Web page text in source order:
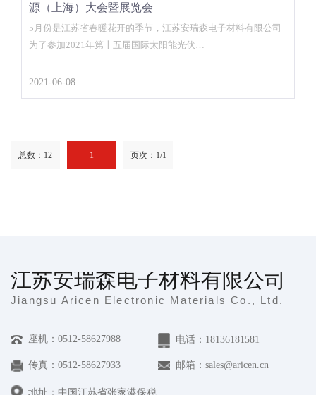
源（上海）大会暨展览会
5月份是江苏省春暖花开的季节，江苏安瑞森电子材料有限公司
为了参加2021年第十五届国际太阳能光伏…
2021-06-08
总数：12 1 页次：1/1
江苏安瑞森电子材料有限公司
Jiangsu Aricen Electronic Materials Co., Ltd.
座机：0512-58627988 电话：18136181581
传真：0512-58627933 邮箱：sales@aricen.cn
地址：中国江苏省张家港保税